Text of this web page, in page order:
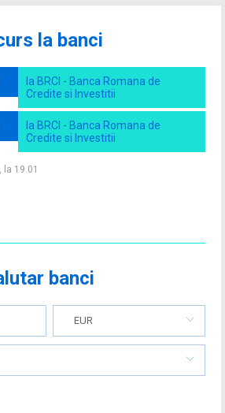
la banci
la BRCI - Banca Romana de
Credite si Investitii
la BRCI - Banca Romana de
Credite si Investitii
19.01
banci
EUR